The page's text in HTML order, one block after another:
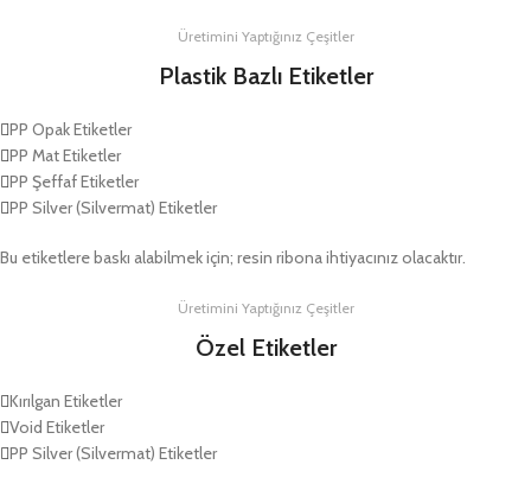
Üretimini Yaptığınız Çeşitler
Plastik Bazlı Etiketler
PP Opak Etiketler
PP Mat Etiketler
PP Şeffaf Etiketler
PP Silver (Silvermat) Etiketler
Bu etiketlere baskı alabilmek için; resin ribona ihtiyacınız olacaktır.
Üretimini Yaptığınız Çeşitler
Özel Etiketler
Kırılgan Etiketler
Void Etiketler
PP Silver (Silvermat) Etiketler